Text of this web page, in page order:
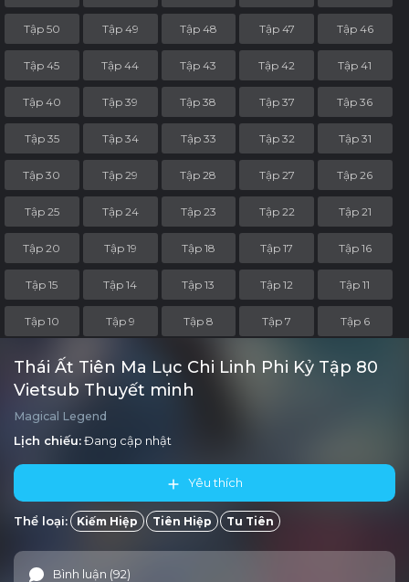
Tập 50 Tập 49 Tập 48 Tập 47 Tập 46
Tập 45 Tập 44 Tập 43 Tập 42 Tập 41
Tập 40 Tập 39 Tập 38 Tập 37 Tập 36
Tập 35 Tập 34 Tập 33 Tập 32 Tập 31
Tập 30 Tập 29 Tập 28 Tập 27 Tập 26
Tập 25 Tập 24 Tập 23 Tập 22 Tập 21
Tập 20 Tập 19 Tập 18 Tập 17 Tập 16
Tập 15 Tập 14 Tập 13 Tập 12 Tập 11
Tập 10 Tập 9 Tập 8 Tập 7 Tập 6
Tập 5 Tập 3 Tập 2
Thái Ất Tiên Ma Lục Chi Linh Phi Kỷ Tập 80
Vietsub Thuyết minh
Magical Legend
Lịch chiếu:Đang cập nhật
Yêu thích
Thể loại: Kiếm Hiệp Tiên Hiệp Tu Tiên
Bình luận (92)